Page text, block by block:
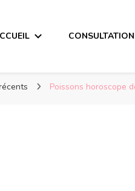
Poissons horoscope